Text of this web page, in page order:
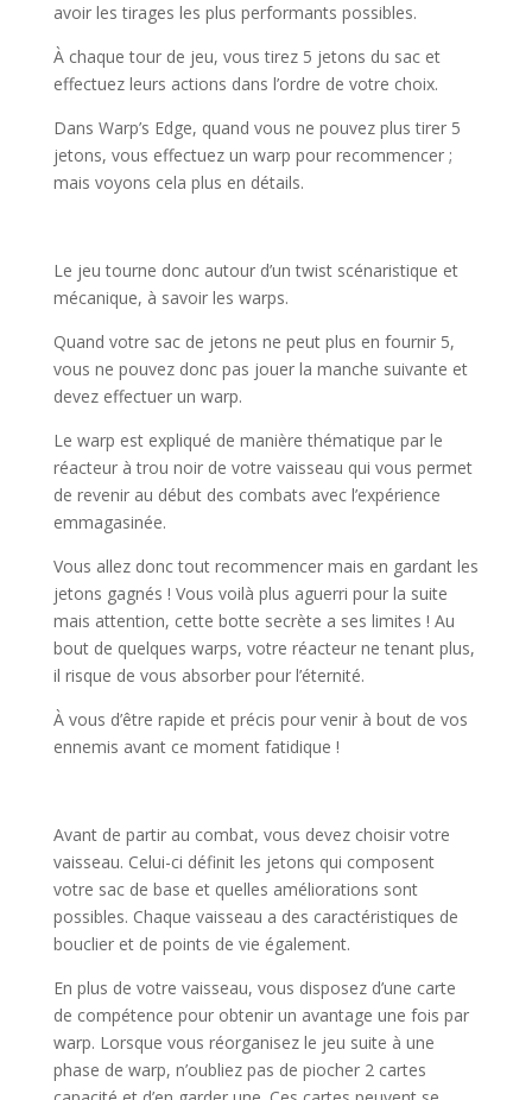
avoir les tirages les plus performants possibles.
À chaque tour de jeu, vous tirez 5 jetons du sac et
effectuez leurs actions dans l’ordre de votre choix.
Dans Warp’s Edge, quand vous ne pouvez plus tirer 5
jetons, vous effectuez un warp pour recommencer ;
mais voyons cela plus en détails.
Le jeu tourne donc autour d’un twist scénaristique et
mécanique, à savoir les warps.
Quand votre sac de jetons ne peut plus en fournir 5,
vous ne pouvez donc pas jouer la manche suivante et
devez effectuer un warp.
Le warp est expliqué de manière thématique par le
réacteur à trou noir de votre vaisseau qui vous permet
de revenir au début des combats avec l’expérience
emmagasinée.
Vous allez donc tout recommencer mais en gardant les
jetons gagnés ! Vous voilà plus aguerri pour la suite
mais attention, cette botte secrète a ses limites ! Au
bout de quelques warps, votre réacteur ne tenant plus,
il risque de vous absorber pour l’éternité.
À vous d’être rapide et précis pour venir à bout de vos
ennemis avant ce moment fatidique !
Avant de partir au combat, vous devez choisir votre
vaisseau. Celui-ci définit les jetons qui composent
votre sac de base et quelles améliorations sont
possibles. Chaque vaisseau a des caractéristiques de
bouclier et de points de vie également.
En plus de votre vaisseau, vous disposez d’une carte
de compétence pour obtenir un avantage une fois par
warp. Lorsque vous réorganisez le jeu suite à une
phase de warp, n’oubliez pas de piocher 2 cartes